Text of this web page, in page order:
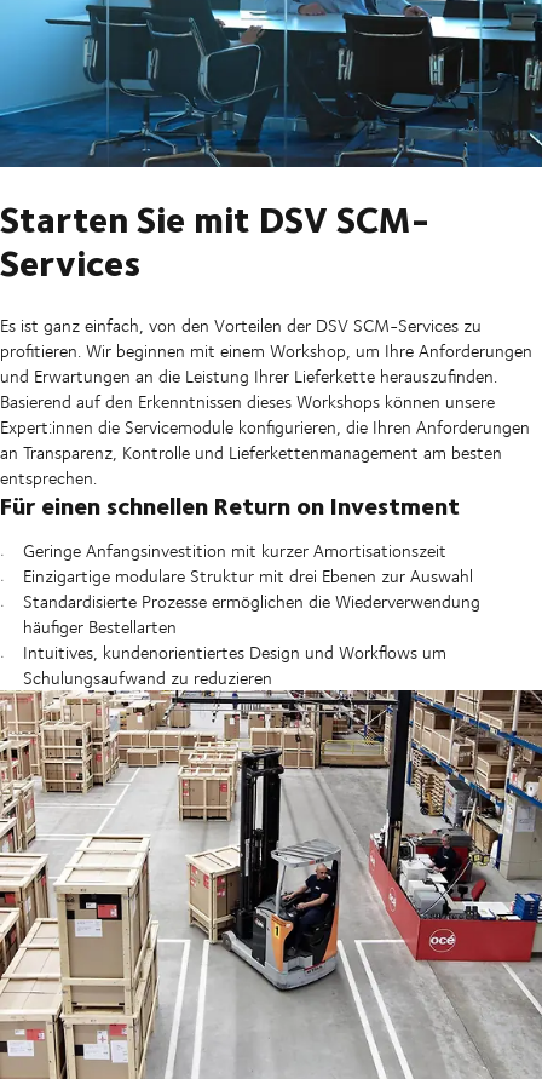
Starten Sie mit DSV SCM-
Services
Es ist ganz einfach, von den Vorteilen der DSV SCM-Services zu
profitieren. Wir beginnen mit einem Workshop, um Ihre Anforderungen
und Erwartungen an die Leistung Ihrer Lieferkette herauszufinden.
Basierend auf den Erkenntnissen dieses Workshops können unsere
Expert:innen die Servicemodule konfigurieren, die Ihren Anforderungen
an Transparenz, Kontrolle und Lieferkettenmanagement am besten
entsprechen.
Für einen schnellen Return on Investment
Geringe Anfangsinvestition mit kurzer Amortisationszeit
Einzigartige modulare Struktur mit drei Ebenen zur Auswahl
Standardisierte Prozesse ermöglichen die Wiederverwendung
häufiger Bestellarten
Intuitives, kundenorientiertes Design und Workflows um
Schulungsaufwand zu reduzieren